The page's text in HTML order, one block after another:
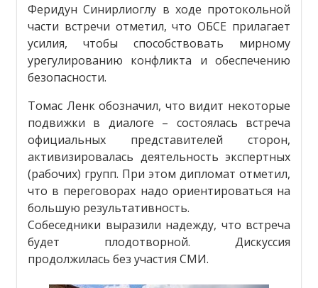
Феридун Синирлиоглу в ходе протокольной
части встречи отметил, что ОБСЕ прилагает
усилия, чтобы способствовать мирному
урегулированию конфликта и обеспечению
безопасности.
Томас Ленк обозначил, что видит некоторые
подвижки в диалоге – состоялась встреча
официальных представителей сторон,
активизировалась деятельность экспертных
(рабочих) групп. При этом дипломат отметил,
что в переговорах надо ориентироваться на
большую результативность.
Собеседники выразили надежду, что встреча
будет плодотворной. Дискуссия
продолжилась без участия СМИ.